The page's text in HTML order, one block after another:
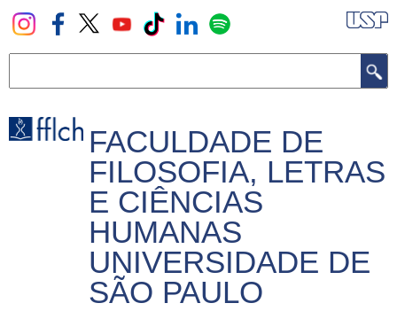
Pular
para
principal
FACULDADE DE
FILOSOFIA, LETRAS
E CIÊNCIAS
HUMANAS
UNIVERSIDADE DE
SÃO PAULO